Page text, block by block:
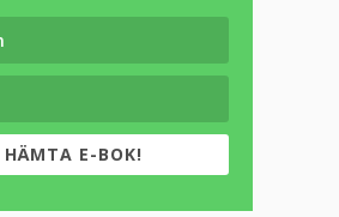
HÄMTA E-BOK!